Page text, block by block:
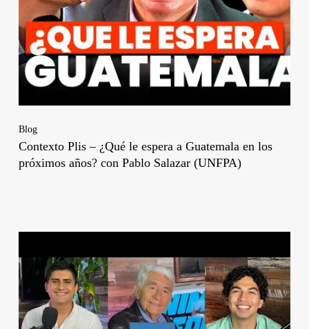
Blog
Contexto Plis – ¿Qué le espera a Guatemala en los
próximos años? con Pablo Salazar (UNFPA)